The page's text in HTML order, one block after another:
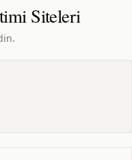
Siteleri